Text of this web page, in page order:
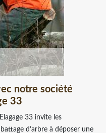
notre société
33
33 invite les
d’arbre à déposer une